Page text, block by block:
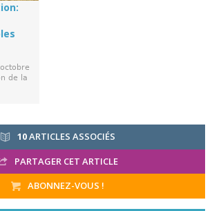
de la
10ARTICLES ASSOCIÉS
PARTAGER CET ARTICLE
ABONNEZ-VOUS !